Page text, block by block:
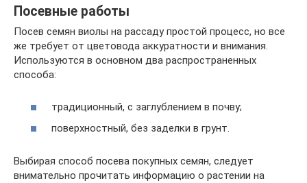
Посевные работы
Посев семян виолы на рассаду простой процесс, но все
же требует от цветовода аккуратности и внимания.
Используются в основном два распространенных
способа:
традиционный, с заглублением в почву;
поверхностный, без заделки в грунт.
Выбирая способ посева покупных семян, следует
внимательно прочитать информацию о растении на